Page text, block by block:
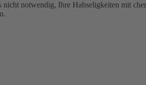
notwendig, Ihre Habseligkeiten mit